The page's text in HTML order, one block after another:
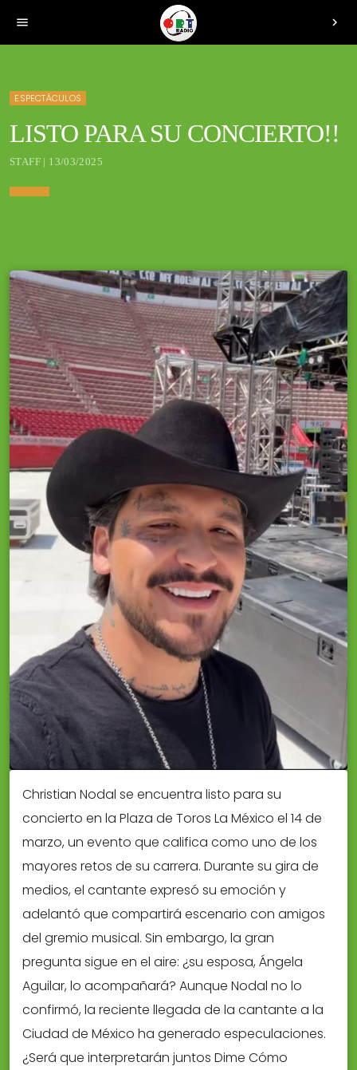
menu chevron_right
ESPECTÁCULOS
LISTO PARA SU CONCIERTO!!
STAFF | 13/03/2025
Christian Nodal se encuentra listo para su
concierto en la Plaza de Toros La México el 14 de
marzo, un evento que califica como uno de los
mayores retos de su carrera. Durante su gira de
medios, el cantante expresó su emoción y
adelantó que compartirá escenario con amigos
del gremio musical. Sin embargo, la gran
pregunta sigue en el aire: ¿su esposa, Ángela
Aguilar, lo acompañará? Aunque Nodal no lo
confirmó, la reciente llegada de la cantante a la
Ciudad de México ha generado especulaciones.
¿Será que interpretarán juntos Dime Cómo